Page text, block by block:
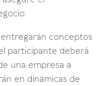
conceptos
participante deberá
una empresa a
en dinámicas de